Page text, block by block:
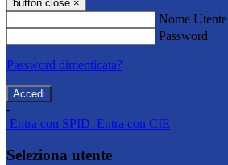
button close ×
Nome Utente
Password
Password dimenticata?
-
Entra con SPID Entra con CIE
Seleziona utente